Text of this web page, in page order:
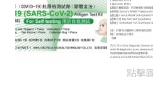
點擊